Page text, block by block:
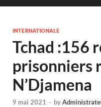
INTERNATIONALE
Tchad :156
prisonniers
N’Djamena
9 mai 2021 - by